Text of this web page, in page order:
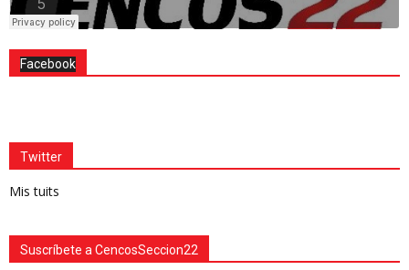
Facebook
Twitter
Mis tuits
Suscríbete a CencosSeccion22